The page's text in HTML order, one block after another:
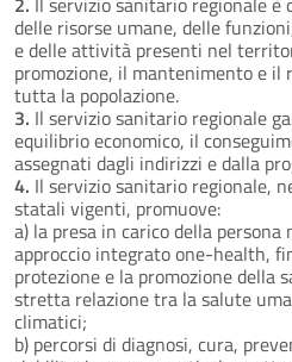
delle risorse umane, delle
e delle attività presenti nel
promozione, il mantenimento e il
tutta la popolazione.
3. Il servizio sanitario regionale
equilibrio economico, il
assegnati dagli indirizzi e dalla
4. Il servizio sanitario regionale,
statali vigenti, promuove:
a) la presa in carico della persona
approccio integrato one-health,
protezione e la promozione della
stretta relazione tra la salute
climatici;
b) percorsi di diagnosi, cura,